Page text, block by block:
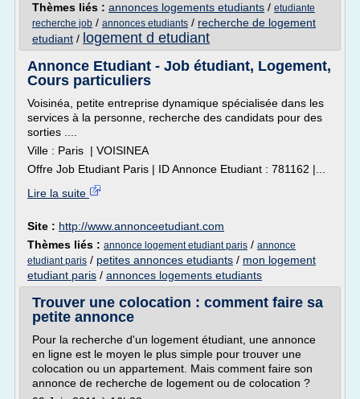
Thèmes liés : annonces logements etudiants / etudiante
recherche job / annonces etudiants / recherche de logement
etudiant / logement d etudiant
Annonce Etudiant - Job étudiant, Logement,
Cours particuliers
Voisinéa, petite entreprise dynamique spécialisée dans les
services à la personne, recherche des candidats pour des
sorties ....
Ville : Paris | VOISINEA
Offre Job Etudiant Paris | ID Annonce Etudiant : 781162 |...
Lire la suite
Site : http://www.annonceetudiant.com
Thèmes liés : annonce logement etudiant paris / annonce
etudiant paris / petites annonces etudiants / mon logement
etudiant paris / annonces logements etudiants
Trouver une colocation : comment faire sa
petite annonce
Pour la recherche d'un logement étudiant, une annonce
en ligne est le moyen le plus simple pour trouver une
colocation ou un appartement. Mais comment faire son
annonce de recherche de logement ou de colocation ?